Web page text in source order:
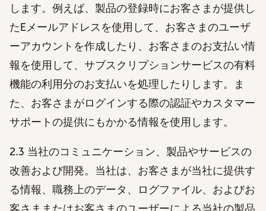
します。例えば、製品の登録時にお客さまが提供し
たEメールアドレスを使用して、お客さまのユーザ
ーアカウントを作成したり、お客さまのお支払い情
報を使用して、サブスクリプションサービスの有料
機能の利用分のお支払いを処理したりします。ま
た、お客さまがログインする際の認証やカスタマー
サポートの提供にもかかる情報を使用します。
2.3 当社のコミュニケーション、製品やサービスの
改善および開発。当社は、お客さまが当社に提供す
る情報、職務上のデータ、ログファイル、およびお